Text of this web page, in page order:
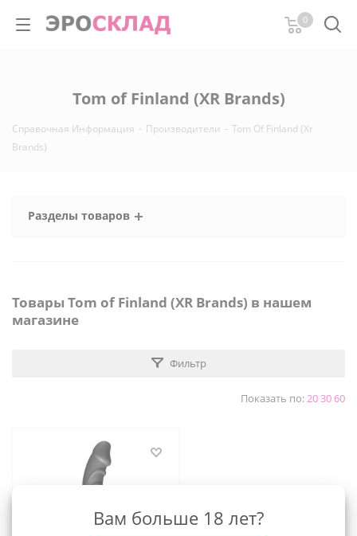
0
Tom of Finland (XR Brands)
Справочная Информация - Производители - Tom Of Finland (Xr
Brands)
Разделы товаров
Товары Tom of Finland (XR Brands) в нашем
магазине
Фильтр
Показать по:203060
Вам больше 18 лет?